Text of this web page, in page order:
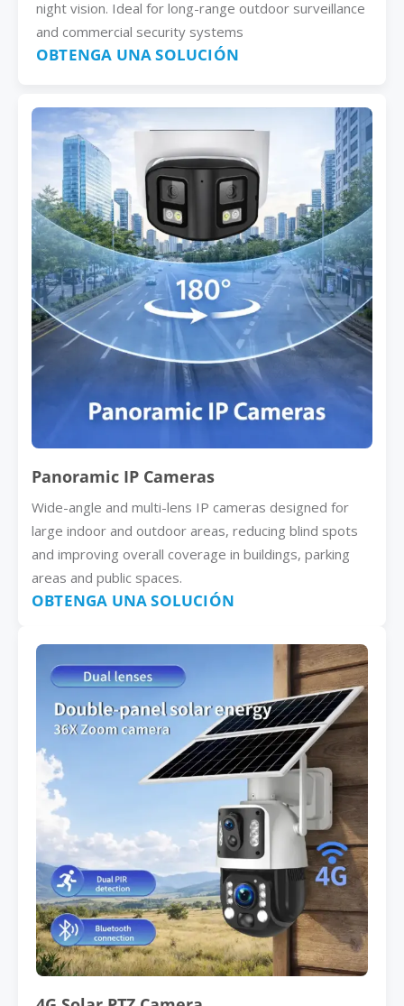
night vision. Ideal for long-range outdoor surveillance
and commercial security systems
OBTENGA UNA SOLUCIÓN
Panoramic IP Cameras
Wide-angle and multi-lens IP cameras designed for
large indoor and outdoor areas, reducing blind spots
and improving overall coverage in buildings, parking
areas and public spaces.
OBTENGA UNA SOLUCIÓN